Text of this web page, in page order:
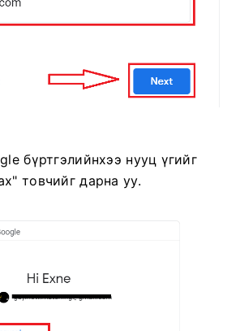
бүртгэлийнхээ нууц үгийг
товчийг дарна уу.